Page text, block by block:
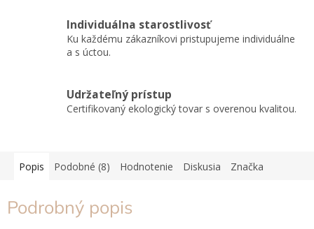
Individuálna starostlivosť
Ku každému zákazníkovi pristupujeme individuálne
a s úctou.
Udržateľný prístup
Certifikovaný ekologický tovar s overenou kvalitou.
Popis Podobné (8) Hodnotenie Diskusia Značka
Podrobný popis